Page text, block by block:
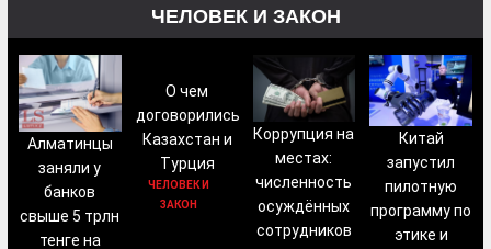
ЧЕЛОВЕК И ЗАКОН
Алматинцы
заняли у
банков
свыше 5 трлн
тенге на
О чем
договорились
Казахстан и
Турция
ЧЕЛОВЕК И
ЗАКОН
Коррупция на
местах:
численность
осуждённых
сотрудников
Китай
запустил
пилотную
программу по
этике и